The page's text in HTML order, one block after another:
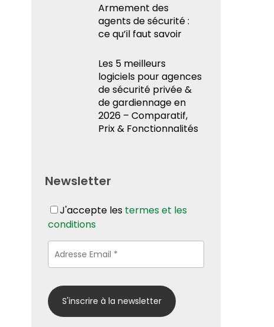
Armement des
agents de sécurité :
ce qu’il faut savoir
Les 5 meilleurs
logiciels pour agences
de sécurité privée &
de gardiennage en
2026 – Comparatif,
Prix & Fonctionnalités
Newsletter
J'accepte les termes et les
conditions